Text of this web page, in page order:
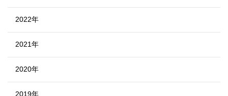
2022年
2021年
2020年
2019年